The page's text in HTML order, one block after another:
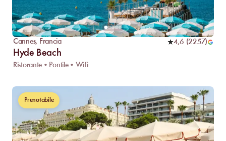
Cannes, Francia 4,6 (2257)
Hyde Beach
Ristorante • Pontile • Wifi
Prenotabile